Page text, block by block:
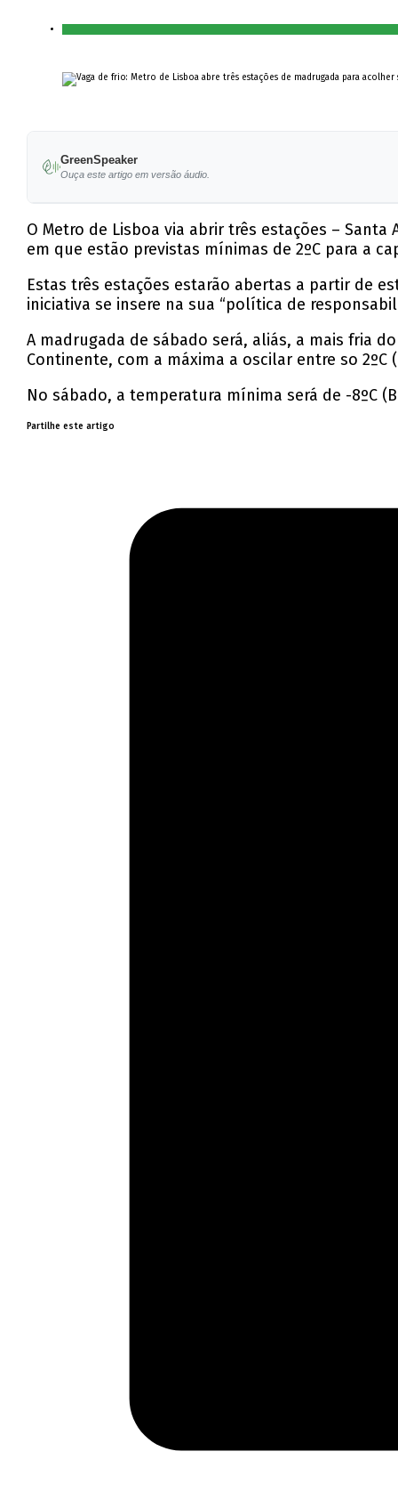
GreenSpeaker
Ouça este artigo em versão áudio.
O Metro de Lisboa via abrir três estações –
em que estão previstas mínimas de 2ºC para a
Estas três estações estarão abertas a partir de
iniciativa se insere na sua “política de
A madrugada de sábado será, aliás, a mais fria
Continente, com a máxima a oscilar entre so 2ºC
No sábado, a temperatura mínima será de -8ºC
Partilhe este artigo